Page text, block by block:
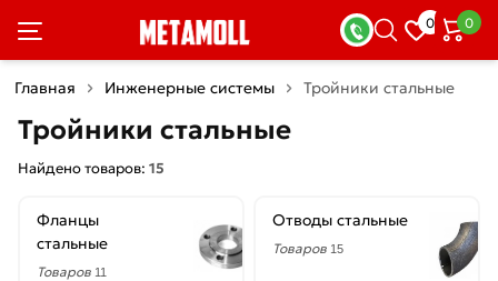
0 0
Главная Инженерные системы Тройники стальные
Тройники стальные
Найдено товаров: 15
Фланцы
стальные
Товаров 11
Отводы стальные
Товаров 15
Фильтры
×
скидкой
Цена
руб.